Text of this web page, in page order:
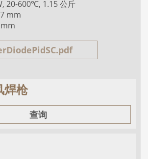
20-600℃, 1.15 公斤
mm
焊枪
查询